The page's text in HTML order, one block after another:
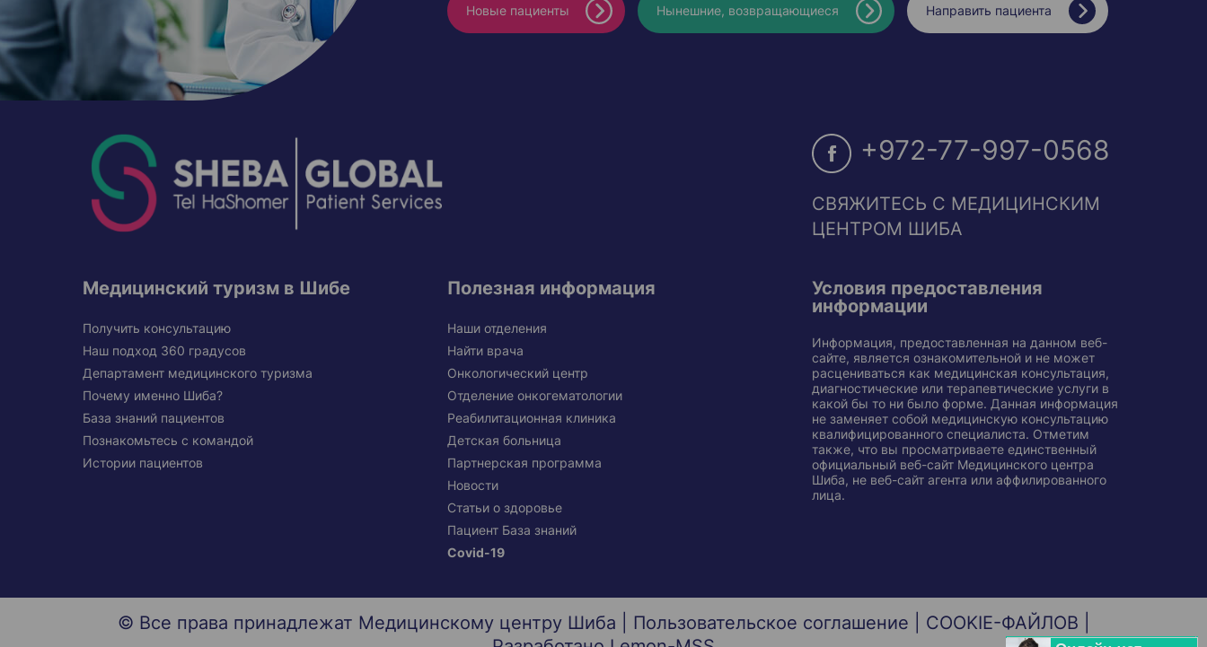
Новые пациенты Нынешние, возвращающиеся Направить пациента
+972-77-997-0568
СВЯЖИТЕСЬ С МЕДИЦИНСКИМ
ЦЕНТРОМ ШИБА
Медицинский туризм в Шибе
Получить консультацию
Наш подход 360 градусов
Департамент медицинского туризма
Почему именно Шиба?
База знаний пациентов
Познакомьтесь с командой
Истории пациентов
Полезная информация
Наши отделения
Найти врача
Онкологический центр
Отделение онкогематологии
Реабилитационная клиника
Детская больница
Партнерская программа
Новости
Статьи о здоровье
Пациент База знаний
Covid-19
Условия предоставления
информации
Информация, предоставленная на данном веб-
сайте, является ознакомительной и не может
расцениваться как медицинская консультация,
диагностические или терапевтические услуги в
какой бы то ни было форме. Данная информация
не заменяет собой медицинскую консультацию
квалифицированного специалиста. Отметим
также, что вы просматриваете единственный
официальный веб-сайт Медицинского центра
Шиба, не веб-сайт агента или аффилированного
лица.
© Все права принадлежат Медицинскому центру Шиба | Пользовательское соглашение COOKIE-ФАЙЛОВ